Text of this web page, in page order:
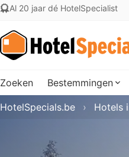
Al 20 jaar dé HotelSpecialist
Zoeken Bestemmingen
HotelSpecials.be Hotels